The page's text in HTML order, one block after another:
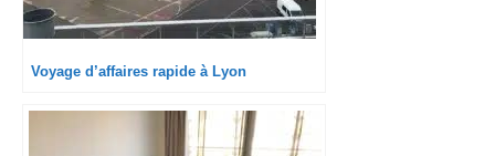
Voyage d’affaires rapide à Lyon